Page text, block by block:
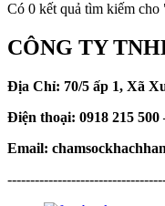
Có 0 kết quả tìm kiếm cho
CÔNG TY
Địa Chỉ: 70/5 ấp 1, Xã
Điện thoại: 0918 215 500
Email: